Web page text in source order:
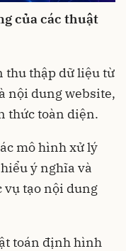
của các thuật
thu thập dữ liệu từ
nội dung website,
thức toàn diện.
mô hình xử lý
ý nghĩa và
vụ tạo nội dung
toán định hình